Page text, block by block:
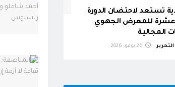
تستعد لاحتضان الدورة
عشرة للمعرض الجهوي
المجالية